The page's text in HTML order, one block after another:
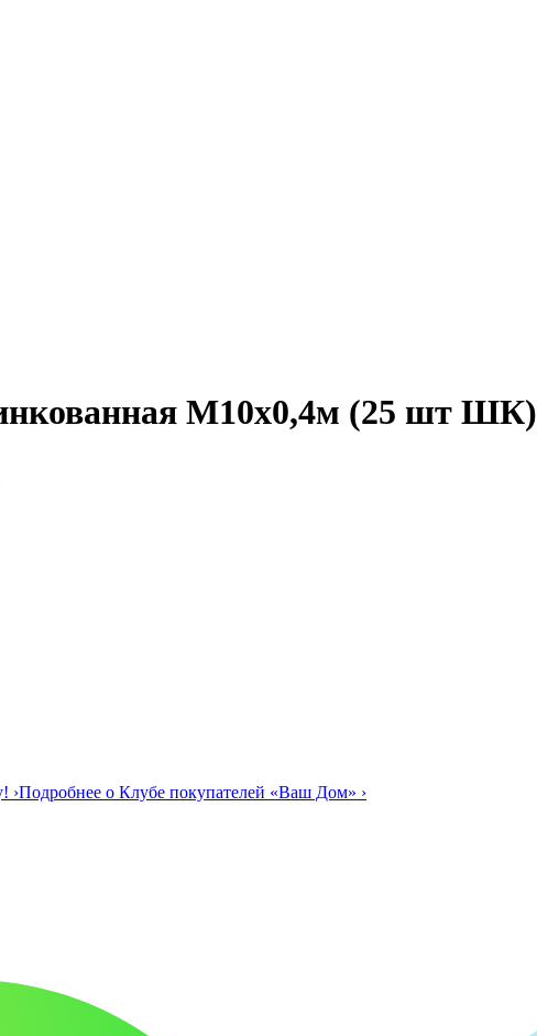
М10х0,4м (25 шт ШК)
›Подробнее о Клубе покупателей «Ваш Дом» ›